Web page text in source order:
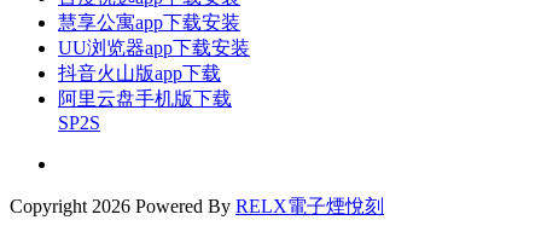
慧享公寓app下载安装
UU浏览器app下载安装
抖音火山版app下载
阿里云盘手机版下载
SP2S
Copyright 2026 Powered By RELX電子煙悅刻